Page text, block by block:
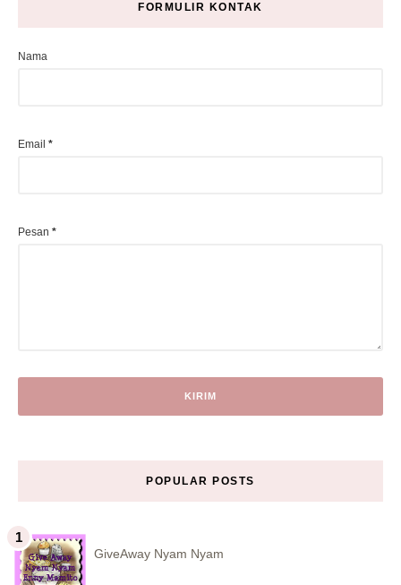
FORMULIR KONTAK
Nama
Email *
Pesan *
POPULAR POSTS
GiveAway Nyam Nyam